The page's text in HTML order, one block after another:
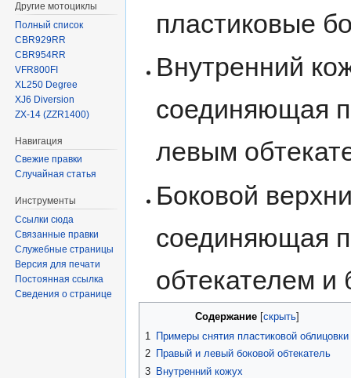
пластиковые
Внутренний
соединяющая
левым
Боковой
соединяющая
обтекателем и
Содержание
1 Примеры снятия пластиковой облицовки
2 Правый и левый боковой обтекатель
3 Внутренний кожух
Другие мотоциклы
Полный список
CBR929RR
CBR954RR
VFR800FI
XL250 Degree
XJ6 Diversion
ZX-14 (ZZR1400)
Навигация
Свежие правки
Случайная статья
Инструменты
Ссылки сюда
Связанные правки
Служебные страницы
Версия для печати
Постоянная ссылка
Сведения о странице